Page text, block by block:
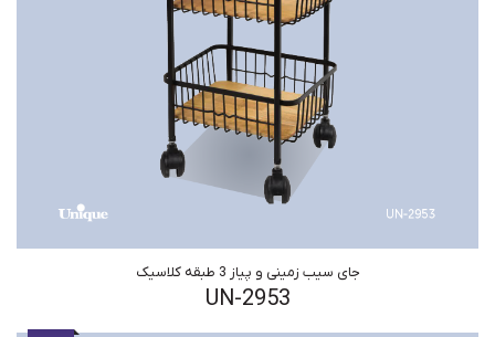
جای سیب زمینی و پیاز 3 طبقه کلاسیک
UN-2953